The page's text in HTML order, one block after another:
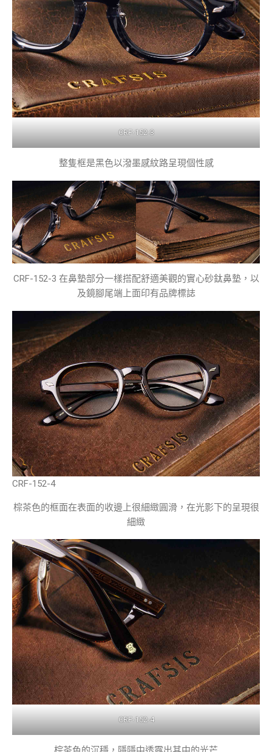
CRF-152-3
整隻框是黑色以潑墨感紋路呈現個性感
CRF-152-3 在鼻墊部分一樣搭配舒適美觀的實心砂鈦鼻墊，以
及鏡腳尾端上面印有品牌標誌
CRF-152-4
棕茶色的框面在表面的收邊上很細緻圓滑，在光影下的呈現很
細緻
CRF-152-4